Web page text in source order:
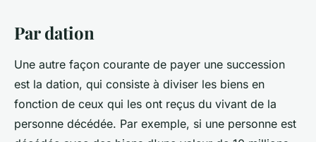
Par dation
Une autre façon courante de payer une succession
est la dation, qui consiste à diviser les biens en
fonction de ceux qui les ont reçus du vivant de la
personne décédée. Par exemple, si une personne est